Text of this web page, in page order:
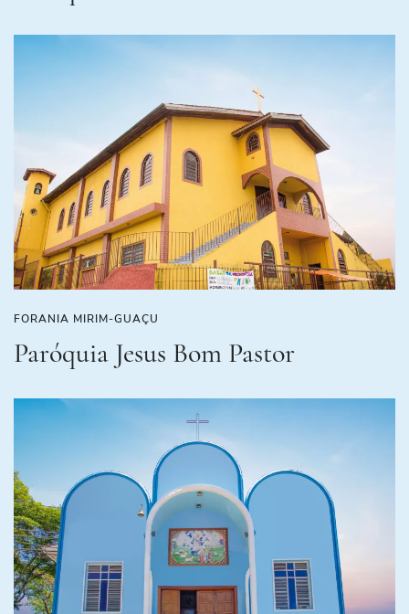
FORANIA MIRIM-GUAÇU
Paróquia Jesus Bom Pastor